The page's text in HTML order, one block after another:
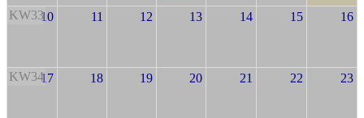
KW3310 11 12 13 14 15 16
KW3417 18 19 20 21 22 23